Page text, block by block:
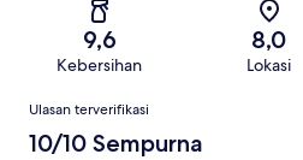
9,6
Kebersihan
8,0
Lokasi
Ulasan
Ulasan terverifikasi
10/10 Sempurna